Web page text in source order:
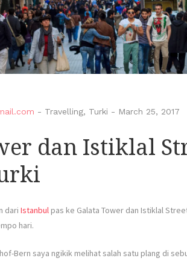
- Travelling, Turki - March 25, 2017
dan Istiklal
dari Istanbul pas ke Galata Tower dan Istiklal
hari.
Bern saya ngikik melihat salah satu plang di